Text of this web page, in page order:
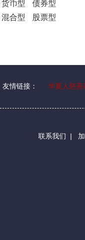
货币型
债券型
混合型
股票型
友情链接： 华夏人慈善
联系我们 |